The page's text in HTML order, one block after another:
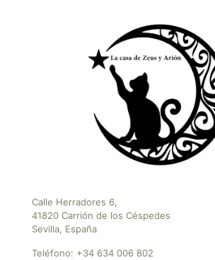
Calle Herradores 6,
41820 Carrión de los Céspedes
Sevilla, España
Teléfono: +34 634 006 802